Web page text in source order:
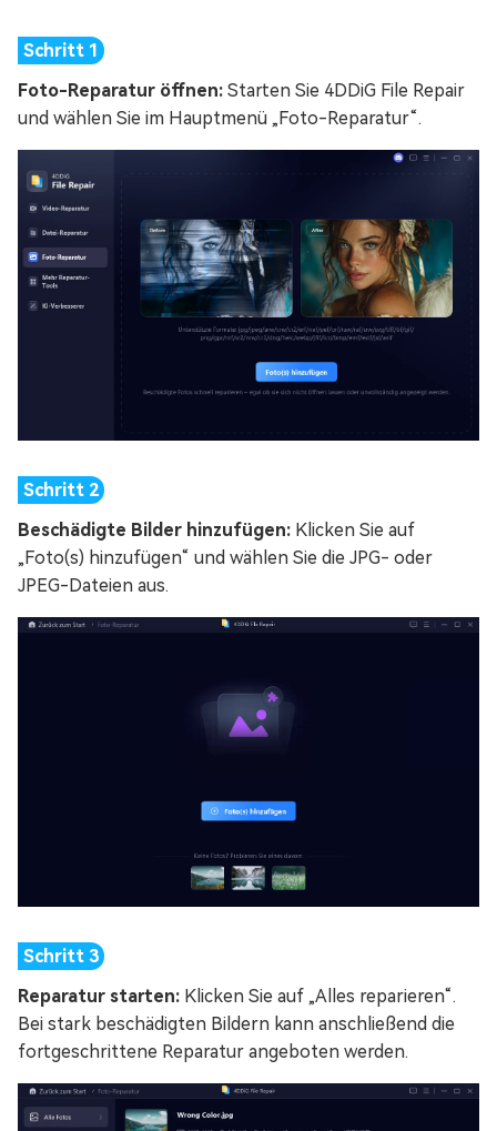
Foto-Reparatur öffnen: Starten Sie 4DDiG File Repair
und wählen Sie im Hauptmenü „Foto-Reparatur“.
Beschädigte Bilder hinzufügen: Klicken Sie auf
„Foto(s) hinzufügen“ und wählen Sie die JPG- oder
JPEG-Dateien aus.
Reparatur starten: Klicken Sie auf „Alles reparieren“.
Bei stark beschädigten Bildern kann anschließend die
fortgeschrittene Reparatur angeboten werden.